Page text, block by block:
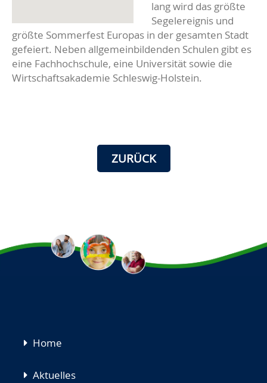
lang wird das größte
Segelereignis und
größte Sommerfest Europas in der gesamten Stadt
gefeiert. Neben allgemeinbildenden Schulen gibt es
eine Fachhochschule, eine Universität sowie die
Wirtschaftsakademie Schleswig-Holstein.
ZURÜCK
Navigation
Home
Aktuelles